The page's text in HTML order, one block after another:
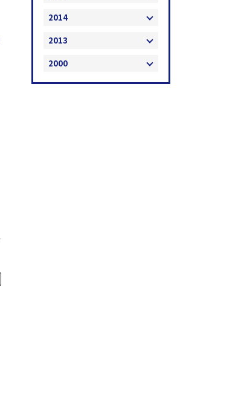
2014
2013
2000